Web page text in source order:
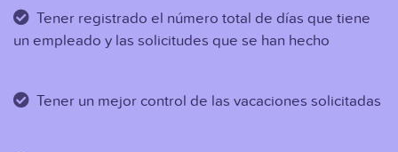
Tener registrado el número total de días que tiene
un empleado y las solicitudes que se han hecho
Tener un mejor control de las vacaciones solicitadas